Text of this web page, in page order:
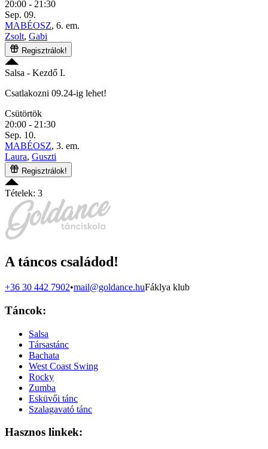
20:00 - 21:30
Sep. 09.
MABÉOSZ, 6. em.
Zsolt, Gabi
Regisztrálok!
Salsa - Kezdő I.
Csatlakozni 09.24-ig lehet!
Csütörtök
20:00 - 21:30
Sep. 10.
MABÉOSZ, 3. em.
Laura, Guszti
Regisztrálok!
Tételek: 3
A táncos családod!
+36 30 442 7902•mail@goldance.huFáklya klub
Táncok:
Salsa
Társastánc
Bachata
West Coast Swing
Rocky
Zumba
Esküvői tánc
Szalagavató tánc
Hasznos linkek: